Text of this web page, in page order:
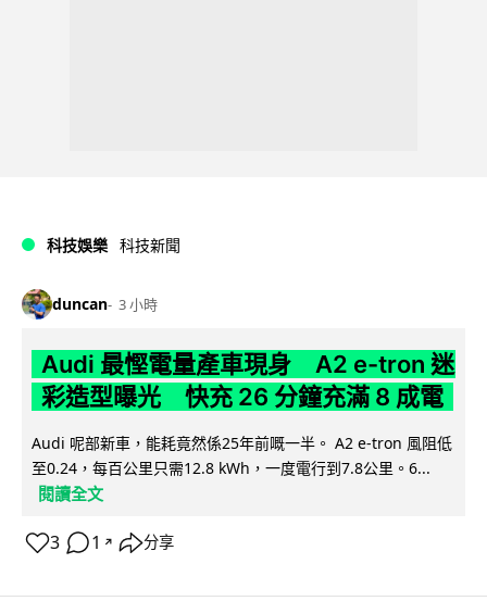
科技娛樂 科技新聞
duncan 3 小時
Audi 最慳電量產車現身 A2 e-tron 迷
彩造型曝光 快充 26 分鐘充滿 8 成電
Audi 呢部新車，能耗竟然係25年前嘅一半。 A2 e-tron 風阻低
至0.24，每百公里只需12.8 kWh，一度電行到7.8公里。6...
閱讀全文
3 1 ↗ 分享